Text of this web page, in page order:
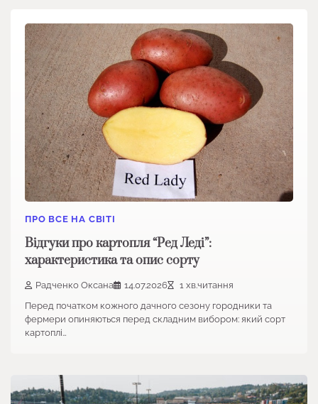
ПРО ВСЕ НА СВІТІ
Відгуки про картопля “Ред Леді”:
характеристика та опис сорту
Радченко Оксана 14.07.2026
1 хв.читання
Перед початком кожного дачного сезону городники та
фермери опиняються перед складним вибором: який сорт
картоплі…